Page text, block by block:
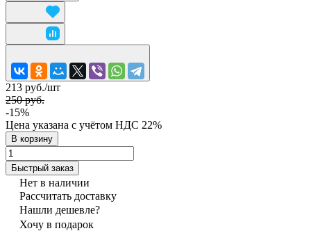
213 руб./шт
250 руб.
-15%
Цена указана с учётом НДС 22%
В корзину
Быстрый заказ
Нет в наличии
Рассчитать доставку
Нашли дешевле?
Хочу в подарок